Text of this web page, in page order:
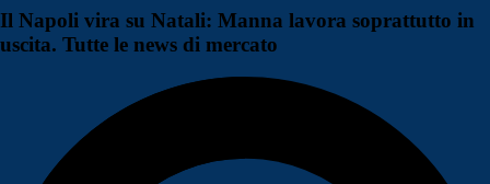
Il Napoli vira su Natali: Manna lavora soprattutto in
uscita. Tutte le news di mercato